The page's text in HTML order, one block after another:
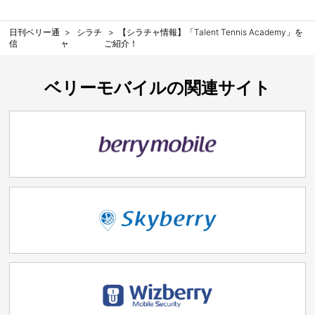
日刊ベリー通
信
シラチ
ャ
【シラチャ情報】「Talent Tennis Academy」を
ご紹介！
ベリーモバイルの関連サイト